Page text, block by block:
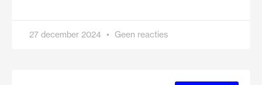
27 december 2024 Geen reacties